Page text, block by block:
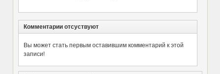
Комментарии отсуствуют
Вы может стать первым оставившим комментарий к этой
записи!